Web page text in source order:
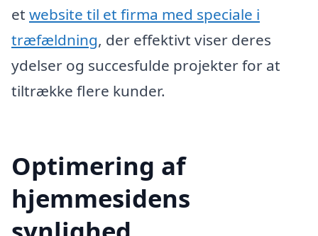
et website til et firma med speciale i
træfældning, der effektivt viser deres
ydelser og succesfulde projekter for at
tiltrække flere kunder.
Optimering af
hjemmesidens